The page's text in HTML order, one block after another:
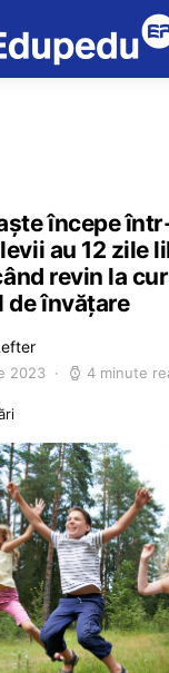
începe
au 12 zile
revin la
de învățare
2023 4 minute